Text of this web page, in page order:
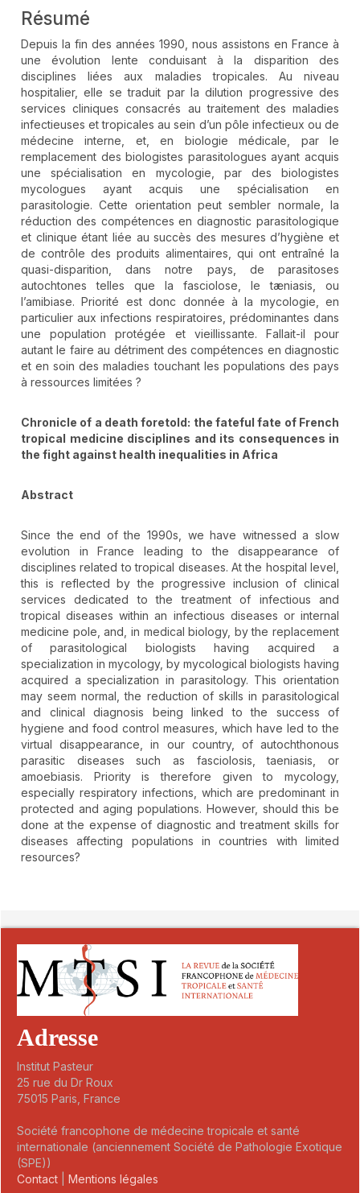
Résumé
Depuis la fin des années 1990, nous assistons en France à
une évolution lente conduisant à la disparition des
disciplines liées aux maladies tropicales. Au niveau
hospitalier, elle se traduit par la dilution progressive des
services cliniques consacrés au traitement des maladies
infectieuses et tropicales au sein d’un pôle infectieux ou de
médecine interne, et, en biologie médicale, par le
remplacement des biologistes parasitologues ayant acquis
une spécialisation en mycologie, par des biologistes
mycologues ayant acquis une spécialisation en
parasitologie. Cette orientation peut sembler normale, la
réduction des compétences en diagnostic parasitologique
et clinique étant liée au succès des mesures d’hygiène et
de contrôle des produits alimentaires, qui ont entraîné la
quasi-disparition, dans notre pays, de parasitoses
autochtones telles que la fasciolose, le tæniasis, ou
l’amibiase. Priorité est donc donnée à la mycologie, en
particulier aux infections respiratoires, prédominantes dans
une population protégée et vieillissante. Fallait-il pour
autant le faire au détriment des compétences en diagnostic
et en soin des maladies touchant les populations des pays
à ressources limitées ?
Chronicle of a death foretold: the fateful fate of French
tropical medicine disciplines and its consequences in
the fight against health inequalities in Africa
Abstract
Since the end of the 1990s, we have witnessed a slow
evolution in France leading to the disappearance of
disciplines related to tropical diseases. At the hospital level,
this is reflected by the progressive inclusion of clinical
services dedicated to the treatment of infectious and
tropical diseases within an infectious diseases or internal
medicine pole, and, in medical biology, by the replacement
of parasitological biologists having acquired a
specialization in mycology, by mycological biologists having
acquired a specialization in parasitology. This orientation
may seem normal, the reduction of skills in parasitological
and clinical diagnosis being linked to the success of
hygiene and food control measures, which have led to the
virtual disappearance, in our country, of autochthonous
parasitic diseases such as fasciolosis, taeniasis, or
amoebiasis. Priority is therefore given to mycology,
especially respiratory infections, which are predominant in
protected and aging populations. However, should this be
done at the expense of diagnostic and treatment skills for
diseases affecting populations in countries with limited
resources?
Adresse
Institut Pasteur
25 rue du Dr Roux
75015 Paris, France
Société francophone de médecine tropicale et santé
internationale (anciennement Société de Pathologie Exotique
(SPE))
Contact
Mentions légales